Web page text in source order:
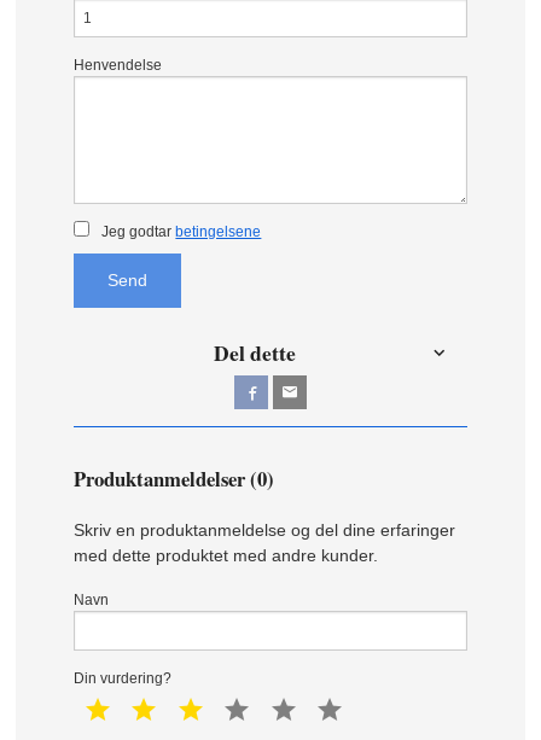
Henvendelse
Jeg godtar betingelsene
Send
Del dette
Produktanmeldelser (0)
Skriv en produktanmeldelse og del dine erfaringer
med dette produktet med andre kunder.
Navn
Din vurdering?
1 star 2 star 3 star 4 star 5 star